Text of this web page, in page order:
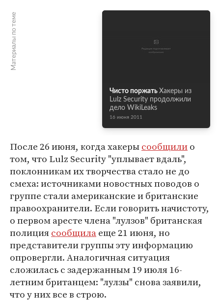
Материалы по теме
Чисто поржать Хакеры из
Lulz Security продолжили
дело WikiLeaks
16 июня 2011
После 26 июня, когда хакерысообщилио
том, что Lulz Security "уплывает вдаль",
поклонникам их творчества стало не до
смеха: источниками новостных поводов о
группе стали американские и британские
правоохранители. Если говорить начистоту,
о первом аресте члена "лулзов" британская
полициясообщилаеще 21 июня, но
представители группы эту информацию
опровергли. Аналогичная ситуация
сложилась с задержанным 19 июля 16-
летним британцем: "лулзы" снова заявили,
что у них все в строю.